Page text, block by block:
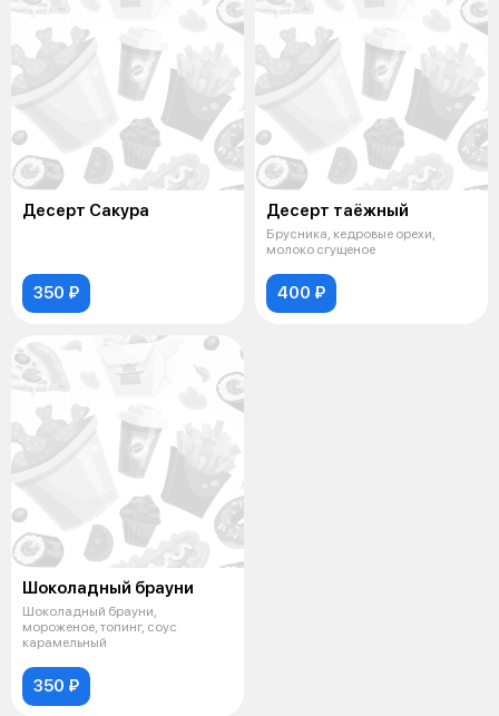
Десерт Сакура
350 ₽
Десерт таёжный
Брусника, кедровые орехи,
молоко сгущеное
400 ₽
Шоколадный брауни
Шоколадный брауни,
мороженое, топинг, соус
карамельный
350 ₽